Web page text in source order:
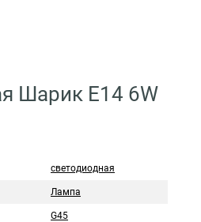
Шарик E14 6W
светодиодная
Лампа
G45